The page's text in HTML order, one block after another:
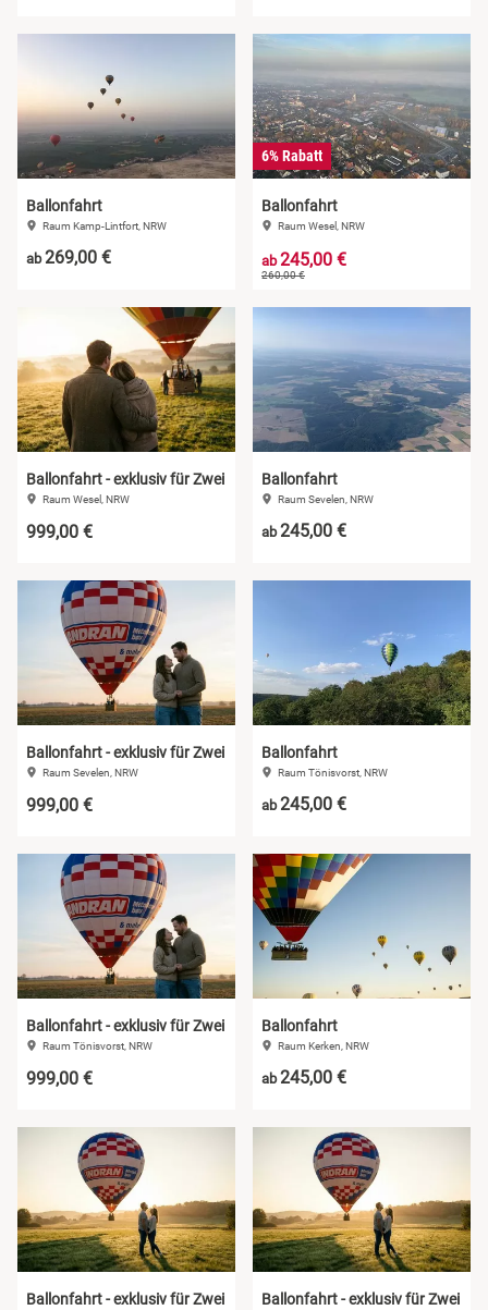
Ballonfahrt
Raum Kamp-Lintfort, NRW
ab269,00 €
6% Rabatt
Ballonfahrt
Raum Wesel, NRW
ab245,00 €
260,00 €
Ballonfahrt - exklusiv für Zwei
Raum Wesel, NRW
999,00 €
Ballonfahrt
Raum Sevelen, NRW
ab245,00 €
Ballonfahrt - exklusiv für Zwei
Raum Sevelen, NRW
999,00 €
Ballonfahrt
Raum Tönisvorst, NRW
ab245,00 €
Ballonfahrt - exklusiv für Zwei
Raum Tönisvorst, NRW
999,00 €
Ballonfahrt
Raum Kerken, NRW
ab245,00 €
Ballonfahrt - exklusiv für Zwei Ballonfahrt - exklusiv für Zwei